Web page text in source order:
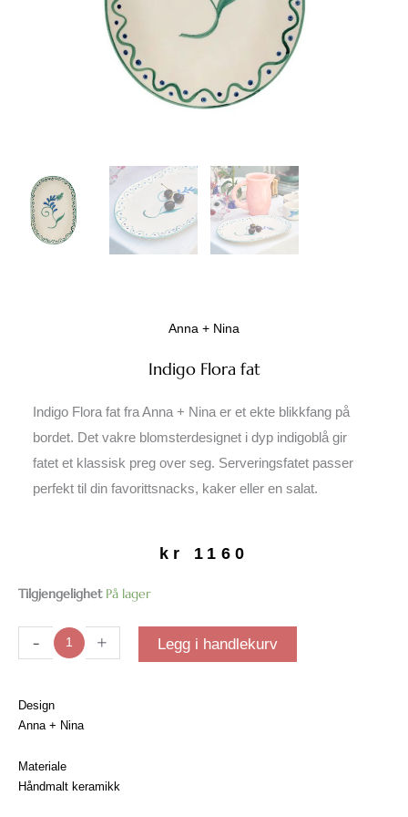
Anna + Nina
Indigo Flora fat
Indigo Flora fat fra Anna + Nina er et ekte blikkfang på
bordet. Det vakre blomsterdesignet i dyp indigoblå gir
fatet et klassisk preg over seg. Serveringsfatet passer
perfekt til din favorittsnacks, kaker eller en salat.
kr 1160
Tilgjengelighet På lager
-
Indigo
+ Legg i handlekurv
Design
Anna + Nina
Materiale
Håndmalt keramikk